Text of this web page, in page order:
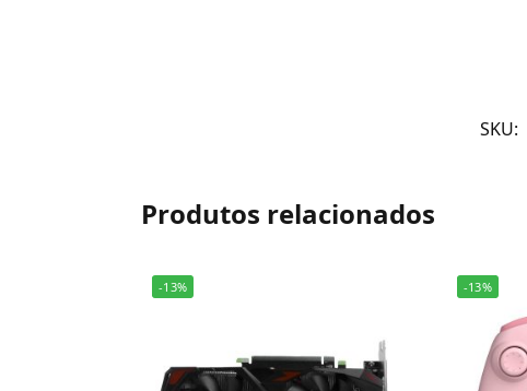
SKU:
Produtos relacionados
-13% -13%